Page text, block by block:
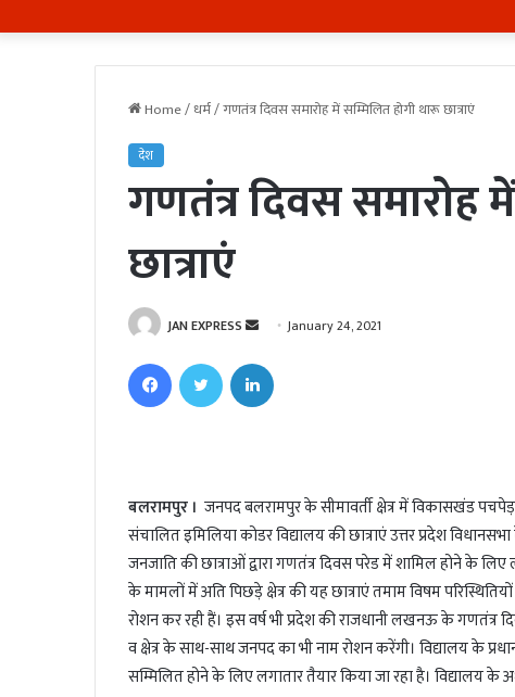
Home/धर्म/गणतंत्र दिवस समारोह में सम्मिलित होगी थारू छात्राएं
देश
गणतंत्र दिवस समारोह
छात्राएं
JAN EXPRESS
d
m
a
i
l
January 24, 2021
बलरामपुर । जनपद बलरामपुर के सीमावर्ती क्षेत्र में विकासखंड
संचालित इमिलिया कोडर विद्यालय की छात्राएं उत्तर प्रदेश
जनजाति की छात्राओं द्वारा गणतंत्र दिवस परेड में शामिल होने के
के मामलों में अति पिछड़े क्षेत्र की यह छात्राएं तमाम विषम
रोशन कर रही हैं। इस वर्ष भी प्रदेश की राजधानी लखनऊ के गणतंत्र
व क्षेत्र के साथ-साथ जनपद का भी नाम रोशन करेंगी। विद्यालय के
सम्मिलित होने के लिए लगातार तैयार किया जा रहा है। विद्यालय के